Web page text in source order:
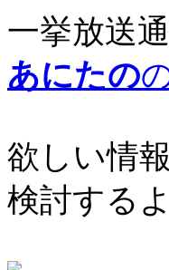
一挙放送
あにたの
欲しい情
検討するよ